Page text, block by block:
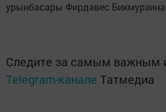
урынбасары Фирдәвес Бикмурзина
Следите за самым важным
Telegram-канале Татмедиа